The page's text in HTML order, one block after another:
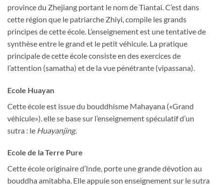
province du Zhejiang portant le nom de Tiantai. C’est dans
cette région que le patriarche Zhiyi, compile les grands
principes de cette école. L’enseignement est une tentative de
synthèse entre le grand et le petit véhicule. La pratique
principale de cette école consiste en des exercices de
l’attention (samatha) et de la vue pénétrante (vipassana).
Ecole Huayan
Cette école est issue du bouddhisme Mahayana («Grand
véhicule»). elle se base sur l’enseignement spéculatif d’un
sutra : le Huayanjing.
Ecole de la Terre Pure
Cette école originaire d’Inde, porte une grande dévotion au
bouddha amitabha. Elle appuie son enseignement sur le sutra